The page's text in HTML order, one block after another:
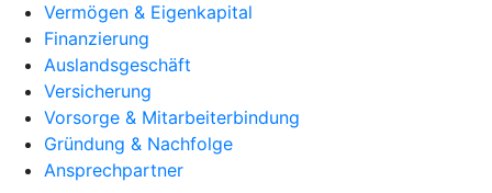
Vermögen & Eigenkapital
Finanzierung
Auslandsgeschäft
Versicherung
Vorsorge & Mitarbeiterbindung
Gründung & Nachfolge
Ansprechpartner